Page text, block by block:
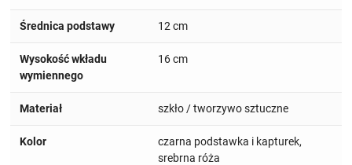
Średnica podstawy 12 cm
Wysokość wkładu
wymiennego
16 cm
Materiał szkło / tworzywo sztuczne
Kolor
czarna podstawka i kapturek,
srebrna róża